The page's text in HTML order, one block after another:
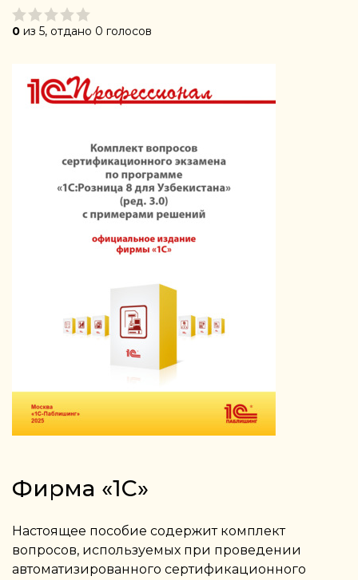
0 из 5, отдано 0 голосов
Фирма «1С»
Настоящее пособие содержит комплект
вопросов, используемых при проведении
автоматизированного сертификационного